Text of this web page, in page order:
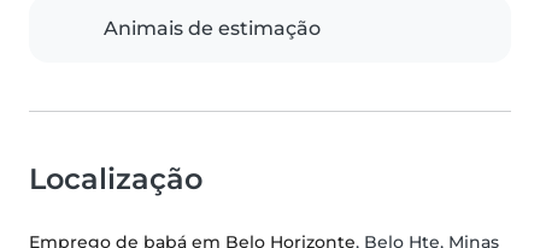
Animais de estimação
Localização
Emprego de babá em Belo Horizonte, Belo Hte, Minas